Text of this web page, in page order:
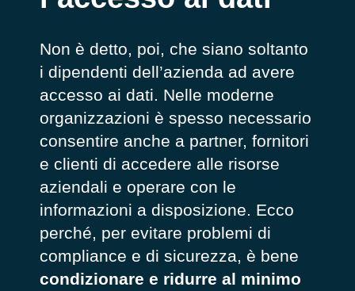
Non è detto, poi, che siano soltanto
i dipendenti dell’azienda ad avere
accesso ai dati. Nelle moderne
organizzazioni è spesso necessario
consentire anche a partner, fornitori
e clienti di accedere alle risorse
aziendali e operare con le
informazioni a disposizione. Ecco
perché, per evitare problemi di
compliance e di sicurezza, è bene
condizionare e ridurre al minimo